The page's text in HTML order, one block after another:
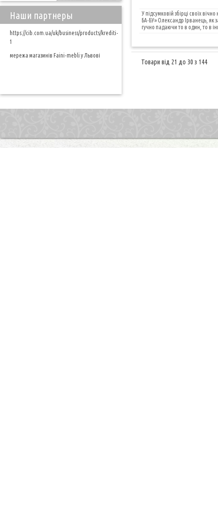
У підсумковій збірці своїх
БА-БУ» Олександр Ірванець, як
гучно падаючи то в один, то в
Товари від 21 до 30 з 144
Наши партнеры
https://cib.com.ua/uk/business/products/krediti-
1
мережа магазинів Faini-mebli у Львові